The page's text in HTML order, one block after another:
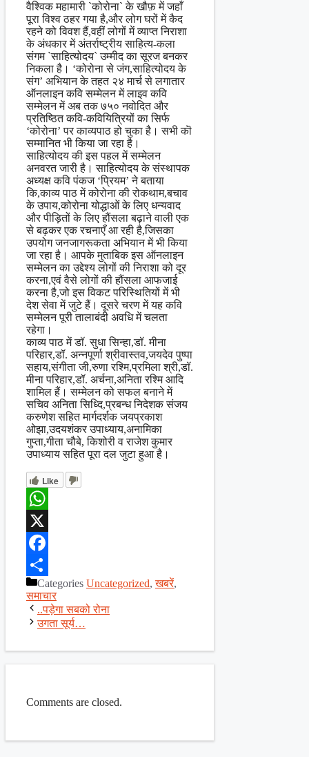
वैश्विक महामारी `कोरोना` के खौफ़ में जहाँ
पूरा विश्व ठहर गया है,और लोग घरों में कैद
रहने को विवश हैं,वहीं लोगों में व्याप्त निराशा
के अंधकार में अंतर्राष्ट्रीय साहित्य-कला
संगम `साहित्योदय` उम्मीद का सूरज बनकर
निकला है। ‘कोरोना से जंग,साहित्योदय के
संग’ अभियान के तहत २४ मार्च से लगातार
ऑनलाइन कवि सम्मेलन में लाइव कवि
सम्मेलन में अब तक ७५० नवोदित और
प्रतिष्ठित कवि-कवियित्रियों का सिर्फ
‘कोरोना’ पर काव्यपाठ हो चुका है। सभी कॊ
सम्मानित भी किया जा रहा है।
साहित्योदय की इस पहल में सम्मेलन
अनवरत जारी है। साहित्योदय के संस्थापक
अध्यक्ष कवि पंकज ‘प्रियम’ ने बताया
कि,काव्य पाठ में कोरोना की रोकथाम,बचाव
के उपाय,कोरोना योद्धाओं के लिए धन्यवाद
और पीड़ितों के लिए हौंसला बढ़ाने वाली एक
से बढ़कर एक रचनाएँ आ रही है,जिसका
उपयोग जनजागरूकता अभियान में भी किया
जा रहा है। आपके मुताबिक इस ऑनलाइन
सम्मेलन का उद्देश्य लोगों की निराशा को दूर
करना,एवं वैसे लोगों की हौंसला आफजाई
करना है,जो इस विकट परिस्थितियों में भी
देश सेवा में जुटे हैं। दूसरे चरण में यह कवि
सम्मेलन पूरी तालाबंदी अवधि में चलता
रहेगा।
काव्य पाठ में डॉ. सुधा सिन्हा,डॉ. मीना
परिहार,डॉ. अन्नपूर्णा श्रीवास्तव,जयदेव पुष्पा
सहाय,संगीता जी,रुणा रश्मि,प्रमिला श्री,डॉ.
मीना परिहार,डॉ. अर्चना,अनिता रश्मि आदि
शामिल हैं। सम्मेलन को सफल बनाने में
सचिव अनिता सिध्दि,प्रबन्ध निदेशक संजय
करुणेश सहित मार्गदर्शक जयप्रकाश
ओझा,उदयशंकर उपाध्याय,अनामिका
गुप्ता,गीता चौबे, किशोरी व राजेश कुमार
उपाध्याय सहित पूरा दल जुटा हुआ है।
Like
WhatsApp
X
Facebook
ShareCategories Uncategorized,खबरें,
समाचार
..पड़ेगा सबको रोना
उगता सूर्य…
Comments are closed.